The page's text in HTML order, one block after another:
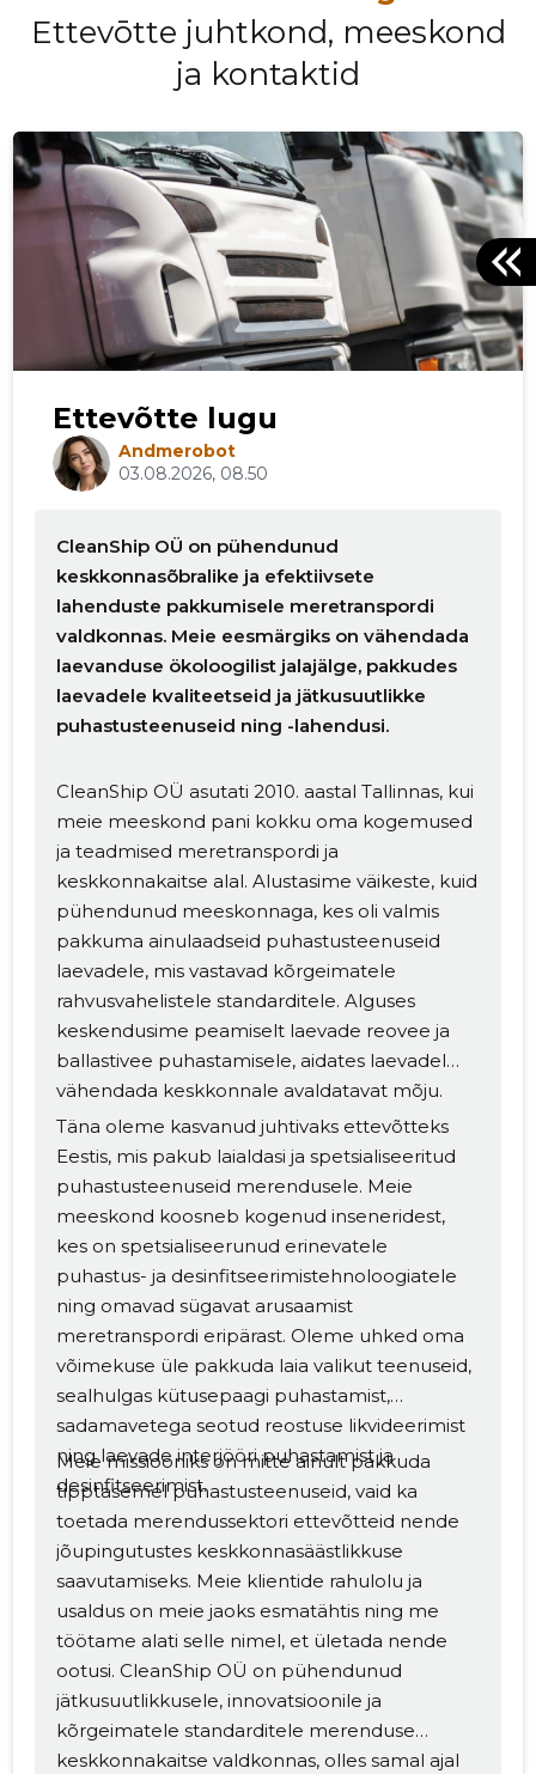
Ettevōtte juhtkond, meeskond
ja kontaktid
Ettevõtte lugu
Andmerobot
03.08.2026, 08.50
CleanShip OÜ on pühendunud
keskkonnasõbralike ja efektiivsete
lahenduste pakkumisele meretranspordi
valdkonnas. Meie eesmärgiks on vähendada
laevanduse ökoloogilist jalajälge, pakkudes
laevadele kvaliteetseid ja jätkusuutlikke
puhastusteenuseid ning -lahendusi.
CleanShip OÜ asutati 2010. aastal Tallinnas, kui
meie meeskond pani kokku oma kogemused
ja teadmised meretranspordi ja
keskkonnakaitse alal. Alustasime väikeste, kuid
pühendunud meeskonnaga, kes oli valmis
pakkuma ainulaadseid puhastusteenuseid
laevadele, mis vastavad kõrgeimatele
rahvusvahelistele standarditele. Alguses
keskendusime peamiselt laevade reovee ja
ballastivee puhastamisele, aidates laevadel
vähendada keskkonnale avaldatavat mõju.
Täna oleme kasvanud juhtivaks ettevõtteks
Eestis, mis pakub laialdasi ja spetsialiseeritud
puhastusteenuseid merendusele. Meie
meeskond koosneb kogenud inseneridest,
kes on spetsialiseerunud erinevatele
puhastus- ja desinfitseerimistehnoloogiatele
ning omavad sügavat arusaamist
meretranspordi eripärast. Oleme uhked oma
võimekuse üle pakkuda laia valikut teenuseid,
sealhulgas kütusepaagi puhastamist,
sadamavetega seotud reostuse likvideerimist
ning laevade interjööri puhastamist ja
desinfitseerimist.
Meie missiooniks on mitte ainult pakkuda
tipptasemel puhastusteenuseid, vaid ka
toetada merendussektori ettevõtteid nende
jõupingutustes keskkonnasäästlikkuse
saavutamiseks. Meie klientide rahulolu ja
usaldus on meie jaoks esmatähtis ning me
töötame alati selle nimel, et ületada nende
ootusi. CleanShip OÜ on pühendunud
jätkusuutlikkusele, innovatsioonile ja
kõrgeimatele standarditele merenduse
keskkonnakaitse valdkonnas, olles samal ajal
Muuda pildi
kirjeldust
MUUDA